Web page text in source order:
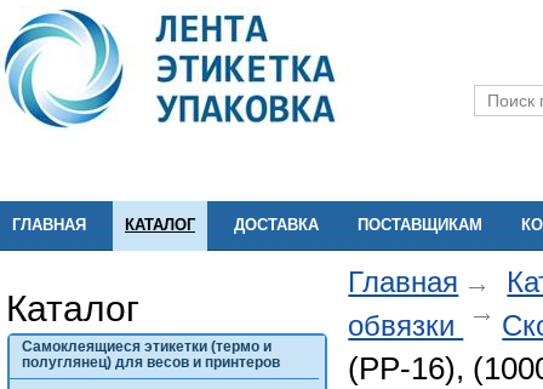
ГЛАВНАЯ КАТАЛОГ ДОСТАВКА ПОСТАВЩИКАМ
Каталог
Самоклеящиеся этикетки (термо и
полуглянец) для весов и принтеров
Главная
обвязки
(РР-16),